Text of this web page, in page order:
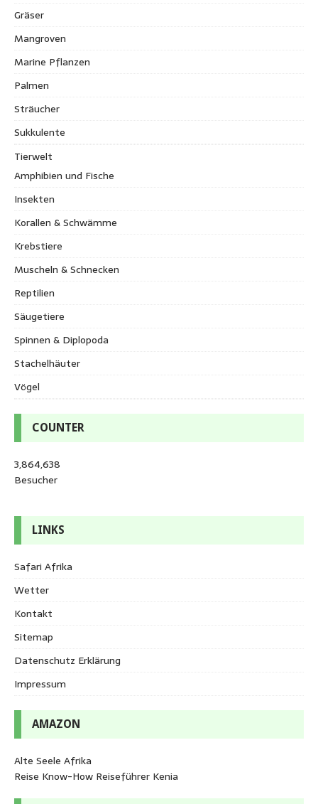
Gräser
Mangroven
Marine Pflanzen
Palmen
Sträucher
Sukkulente
Tierwelt
Amphibien und Fische
Insekten
Korallen & Schwämme
Krebstiere
Muscheln & Schnecken
Reptilien
Säugetiere
Spinnen & Diplopoda
Stachelhäuter
Vögel
COUNTER
3,864,638
Besucher
LINKS
Safari Afrika
Wetter
Kontakt
Sitemap
Datenschutz Erklärung
Impressum
AMAZON
Alte Seele Afrika
Reise Know-How Reiseführer Kenia